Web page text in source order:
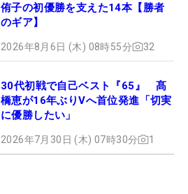
侑子の初優勝を支えた14本【勝者
のギア】
2026年8月6日 (木) 08時55分 32
30代初戦で自己ベスト『65』 髙
橋恵が16年ぶりVへ首位発進「切実
に優勝したい」
2026年7月30日 (木) 07時30分 1